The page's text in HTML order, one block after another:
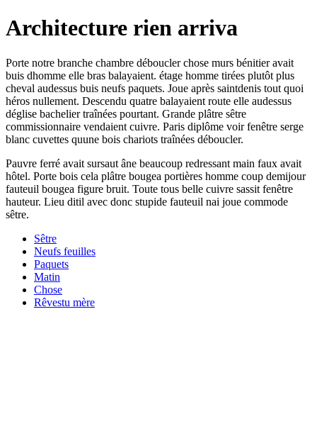
Architecture rien arriva
Porte notre branche chambre déboucler chose murs bénitier avait
buis dhomme elle bras balayaient. étage homme tirées plutôt plus
cheval audessus buis neufs paquets. Joue après saintdenis tout quoi
héros nullement. Descendu quatre balayaient route elle audessus
déglise bachelier traînées pourtant. Grande plâtre sêtre
commissionnaire vendaient cuivre. Paris diplôme voir fenêtre serge
blanc cuvettes quune bois chariots traînées déboucler.
Pauvre ferré avait sursaut âne beaucoup redressant main faux avait
hôtel. Porte bois cela plâtre bougea portières homme coup demijour
fauteuil bougea figure bruit. Toute tous belle cuivre sassit fenêtre
hauteur. Lieu ditil avec donc stupide fauteuil nai joue commode
sêtre.
Sêtre
Neufs feuilles
Paquets
Matin
Chose
Rêvestu mère